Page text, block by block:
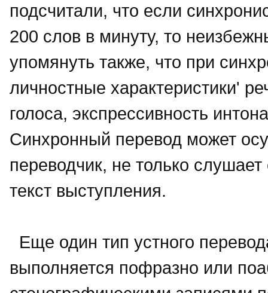
подсчитали, что если
200 слов в минуту, то
упомянуть также, что при
личностные характеристики'
голоса, экспрессивность
Синхронный перевод может
переводчик, не только
текст выступления.
Еще один тип устного
выполняется пофразно или